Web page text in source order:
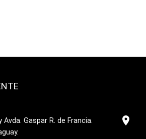
Gaspar R. de Francia.
location_on